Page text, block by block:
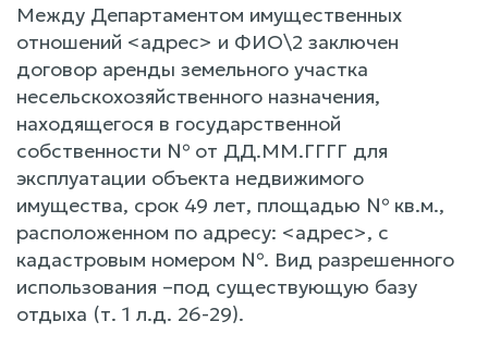
Между Департаментом имущественных
отношений <адрес> и ФИО\2 заключен
договор аренды земельного участка
несельскохозяйственного назначения,
находящегося в государственной
собственности № от ДД.ММ.ГГГГ для
эксплуатации объекта недвижимого
имущества, срок 49 лет, площадью № кв.м.,
расположенном по адресу: <адрес>, с
кадастровым номером №. Вид разрешенного
использования –под существующую базу
отдыха (т. 1 л.д. 26-29).